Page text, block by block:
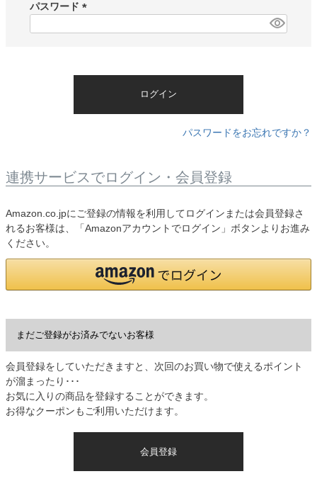
)
パスワード
ログイン
パスワードをお忘れですか？
連携サービスでログイン・会員登録
Amazon.co.jpにご登録の情報を利用してログインまたは会員登録さ
れるお客様は、「Amazonアカウントでログイン」ボタンよりお進み
ください。
まだご登録がお済みでないお客様
会員登録をしていただきますと、次回のお買い物で使えるポイント
が溜まったり･･･
お気に入りの商品を登録することができます。
お得なクーポンもご利用いただけます。
会員登録